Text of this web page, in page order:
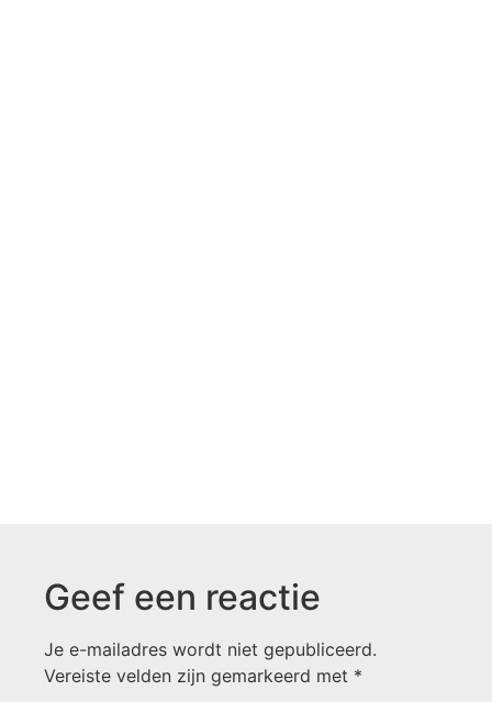
Geef een reactie
Je e-mailadres wordt niet gepubliceerd.
Vereiste velden zijn gemarkeerd met *